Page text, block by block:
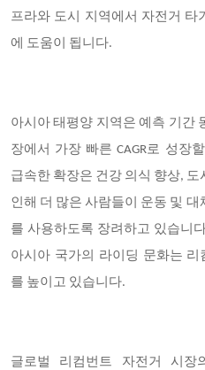
프라와 도시 지역에서 자전거 타
에 도움이 됩니다.
아시아 태평양 지역은 예측 기간
장에서 가장 빠른 CAGR로 성장
급속한 확장은 건강 의식 향상,
인해 더 많은 사람들이 운동 및
를 사용하도록 장려하고 있습니
아시아 국가의 라이딩 문화는 리
를 높이고 있습니다.
글로벌 리컴번트 자전거 시장